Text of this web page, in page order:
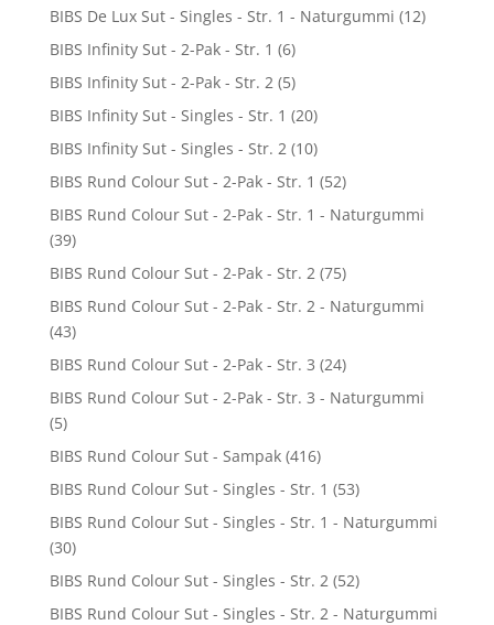
BIBS De Lux Sut - Singles - Str. 1 - Naturgummi (12)
BIBS Infinity Sut - 2-Pak - Str. 1 (6)
BIBS Infinity Sut - 2-Pak - Str. 2 (5)
BIBS Infinity Sut - Singles - Str. 1 (20)
BIBS Infinity Sut - Singles - Str. 2 (10)
BIBS Rund Colour Sut - 2-Pak - Str. 1 (52)
BIBS Rund Colour Sut - 2-Pak - Str. 1 - Naturgummi
(39)
BIBS Rund Colour Sut - 2-Pak - Str. 2 (75)
BIBS Rund Colour Sut - 2-Pak - Str. 2 - Naturgummi
(43)
BIBS Rund Colour Sut - 2-Pak - Str. 3 (24)
BIBS Rund Colour Sut - 2-Pak - Str. 3 - Naturgummi
(5)
BIBS Rund Colour Sut - Sampak (416)
BIBS Rund Colour Sut - Singles - Str. 1 (53)
BIBS Rund Colour Sut - Singles - Str. 1 - Naturgummi
(30)
BIBS Rund Colour Sut - Singles - Str. 2 (52)
BIBS Rund Colour Sut - Singles - Str. 2 - Naturgummi